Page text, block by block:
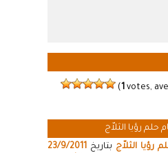
( 1 votes,
رؤيا الثلاّج
رؤيا الثلاّج بتاريخ 23/9/2011